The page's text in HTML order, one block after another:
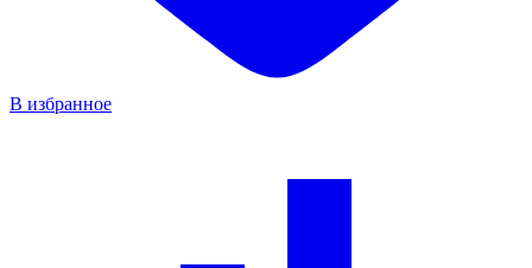
В избранное